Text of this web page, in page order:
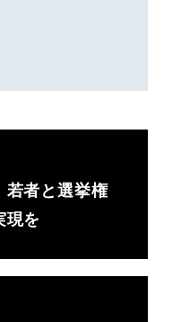
者と選挙権
を